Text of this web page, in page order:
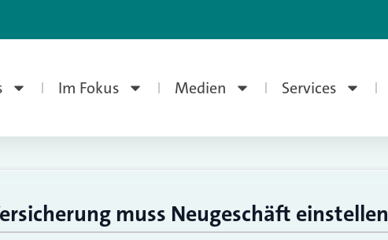
Im Fokus Medien Services
muss Neugeschäft einstellen